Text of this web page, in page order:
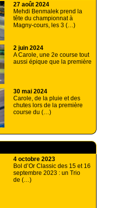
27 août 2024
Mehdi Benmalek prend la
tête du championnat à
Magny-cours, les 3 (…)
2 juin 2024
A Carole, une 2e course tout
aussi épique que la première
30 mai 2024
Carole, de la pluie et des
chutes lors de la première
course du (…)
4 octobre 2023
Bol d’Or Classic des 15 et 16
septembre 2023 : un Trio
de (…)